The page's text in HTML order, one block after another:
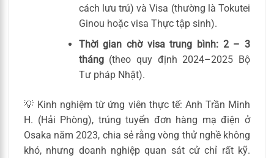
cách lưu trú) và Visa (thường là Tokutei
Ginou hoặc visa Thực tập sinh).
Thời gian chờ visa trung bình: 2 – 3
tháng(theo quy định 2024–2025 Bộ
Tư pháp Nhật).
💡 Kinh nghiệm từ ứng viên thực tế: Anh Trần Minh
H. (Hải Phòng), trúng tuyển đơn hàng mạ điện ở
Osaka năm 2023, chia sẻ rằng vòng thử nghề không
khó, nhưng doanh nghiệp quan sát cử chỉ rất kỹ.